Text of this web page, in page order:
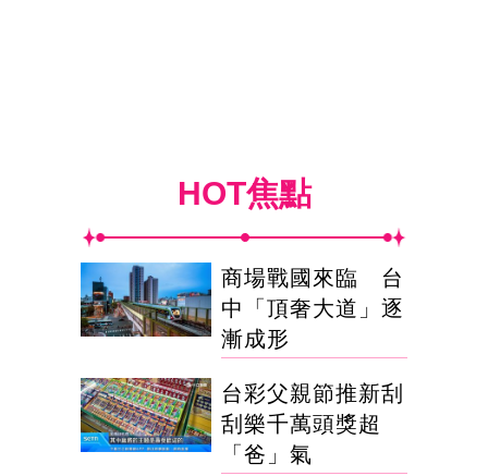
HOT焦點
商場戰國來臨 台
中「頂奢大道」逐
漸成形
台彩父親節推新刮
刮樂千萬頭獎超
「爸」氣